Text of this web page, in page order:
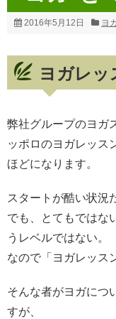
2016年5月12日 ヨ
ヨガレッ
弊社グループのヨガ
ッポロのヨガレッス
ほどになります。
スタートが酷い状況
でも、とてもではな
うレベルではない。
なので「ヨガレッス
そんな者がヨガにつ
すが、